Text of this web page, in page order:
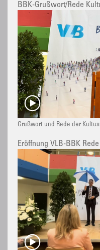
BBK-Grußwort/Rede
Grußwort und Rede der
Eröffnung VLB-BBK